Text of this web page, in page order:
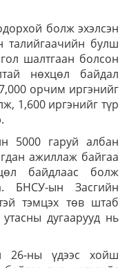
болж эхэлсэн
талийгаачийн булш
шалтгаан болсон
нөхцөл байдал
орчим иргэнийг
1,600 иргэнийг түр
5000 гаруй албан
ажиллаж байгаа
байдлаас болж
БНСУ-ын Засгийн
тэмцэх төв штаб
дугаарууд нь
26-ны үдээс хойш